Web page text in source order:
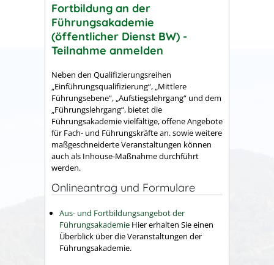
Fortbildung an der
Führungsakademie
(öffentlicher Dienst BW) -
Teilnahme anmelden
Neben den Qualifizierungsreihen
„Einführungsqualifizierung“, „Mittlere
Führungsebene“, „Aufstiegslehrgang“ und dem
„Führungslehrgang“, bietet die
Führungsakademie vielfältige, offene Angebote
für Fach- und Führungskräfte an. sowie weitere
maßgeschneiderte Veranstaltungen können
auch als Inhouse-Maßnahme durchführt
werden.
Onlineantrag und Formulare
Aus- und Fortbildungsangebot der
Führungsakademie Hier erhalten Sie einen
Überblick über die Veranstaltungen der
Führungsakademie.